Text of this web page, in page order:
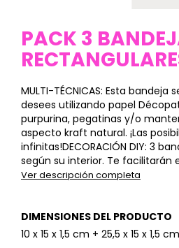
PACK 3
MULTI-TÉCNICAS: Esta
desees utilizando papel
purpurina, pegatinas y/o
aspecto kraft natural. ¡Las
infinitas!DECORACIÓN DIY: 3
según su interior. Te facilitarán
Ver descripción completa
DIMENSIONES DEL PRODUCTO
10 x 15 x 1,5 cm + 25,5 x 15 x 1,5